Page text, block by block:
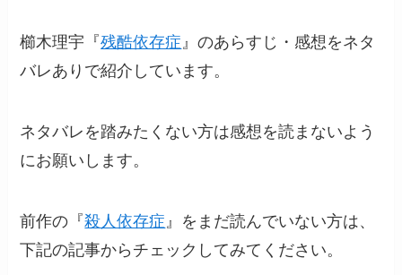
櫛木理宇『残酷依存症 』のあらすじ・感想をネタ
バレありで紹介しています。
ネタバレを踏みたくない方は感想を読まないよう
にお願いします。
前作の『殺人依存症 』をまだ読んでいない方は、
下記の記事からチェックしてみてください。